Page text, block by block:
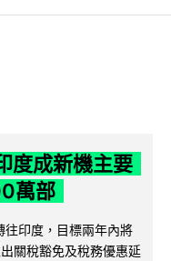
度成新機主要
萬部
印度，目標兩年內將
關稅豁免及稅務優惠延